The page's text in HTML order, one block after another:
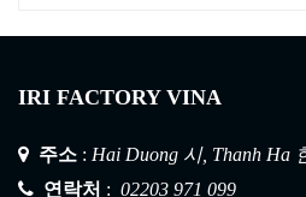
IRI FACTORY VINA
주소 : Hai Duong 시, Thanh Ha
연락처 : 02203 971 099